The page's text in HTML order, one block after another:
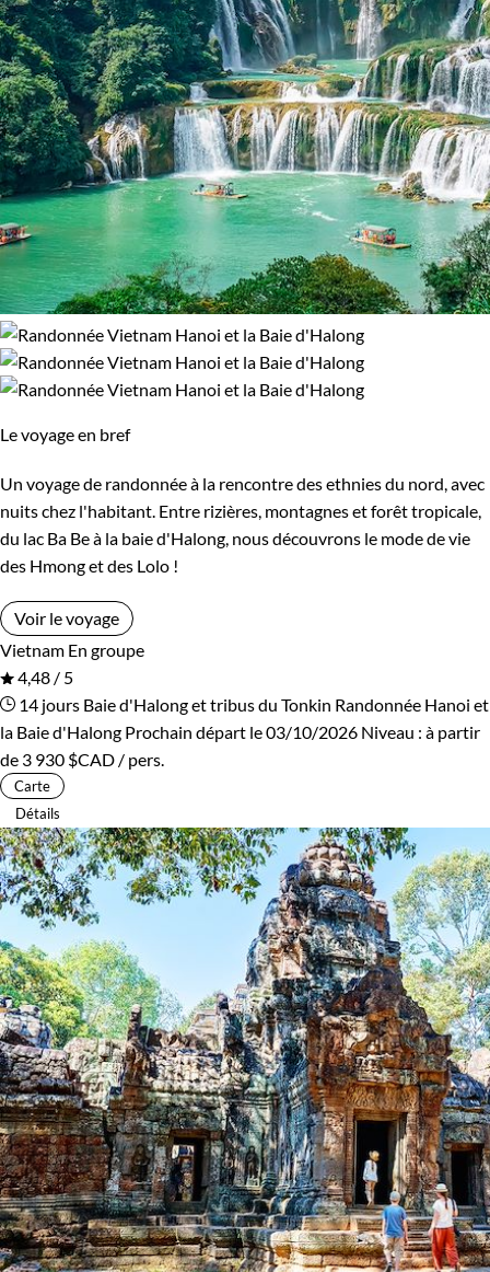
Le voyage en bref
Un voyage de randonnée à la rencontre des ethnies du nord, avec
nuits chez l'habitant. Entre rizières, montagnes et forêt tropicale,
du lac Ba Be à la baie d'Halong, nous découvrons le mode de vie
des Hmong et des Lolo !
Voir le voyage
Vietnam En groupe
4,48 / 5
14 jours Baie d'Halong et tribus du Tonkin Randonnée Hanoi et
la Baie d'Halong Prochain départ le 03/10/2026 Niveau : à partir
de 3 930 $CAD / pers.
Carte
Détails